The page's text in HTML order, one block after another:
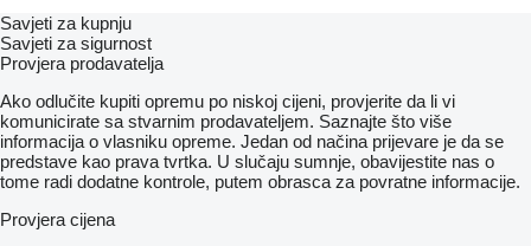
Savjeti za kupnju
Savjeti za sigurnost
Provjera prodavatelja
Ako odlučite kupiti opremu po niskoj cijeni, provjerite da li vi
komunicirate sa stvarnim prodavateljem. Saznajte što više
informacija o vlasniku opreme. Jedan od načina prijevare je da se
predstave kao prava tvrtka. U slučaju sumnje, obavijestite nas o
tome radi dodatne kontrole, putem obrasca za povratne informacije.
Provjera cijena